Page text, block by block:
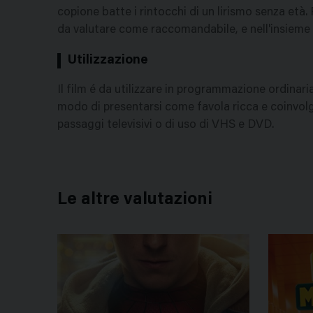
copione batte i rintocchi di un lirismo senza
da valutare come raccomandabile, e
Utilizzazione
Il film é da utilizzare in programmazione
modo di presentarsi come favola ricca e
passaggi televisivi o di uso di VHS e DVD.
Le altre valutazioni